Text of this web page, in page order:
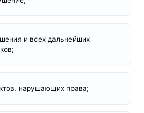
и всех дальнейших
нарушающих права;